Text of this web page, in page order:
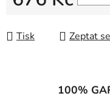
Tisk Zeptat se
100%